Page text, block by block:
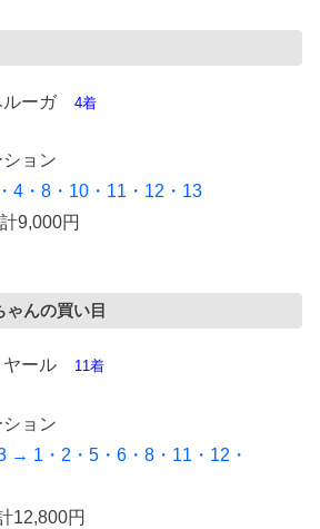
ルーガ4着
ョン
・8・10・11・12・13
9,000円
ゃんの買い目
ヤール 11着
ョン
→ 1・2・5・6・8・11・12・
円